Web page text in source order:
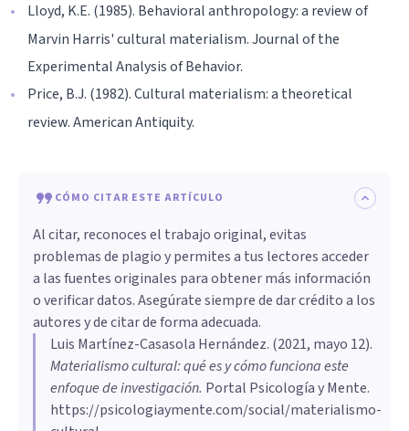
Lloyd, K.E. (1985). Behavioral anthropology: a review of
Marvin Harris' cultural materialism. Journal of the
Experimental Analysis of Behavior.
Price, B.J. (1982). Cultural materialism: a theoretical
review. American Antiquity.
CÓMO CITAR ESTE ARTÍCULO
Al citar, reconoces el trabajo original, evitas
problemas de plagio y permites a tus lectores acceder
a las fuentes originales para obtener más información
o verificar datos. Asegúrate siempre de dar crédito a los
autores y de citar de forma adecuada.
Luis Martínez-Casasola Hernández. (2021, mayo 12).
Materialismo cultural: qué es y cómo funciona este
enfoque de investigación. Portal Psicología y Mente.
https://psicologiaymente.com/social/materialismo-